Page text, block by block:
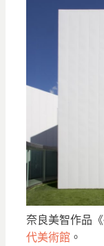
奈良美智作品《
代美術館 。